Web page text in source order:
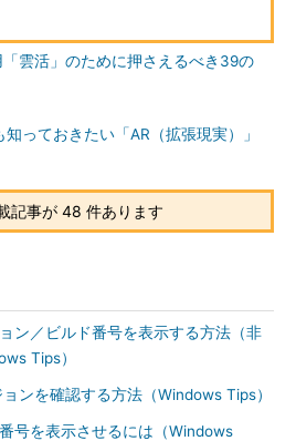
雲活」のために押さえるべき39の
っておきたい「AR（拡張現実）」
記事が 48 件あります
ン／ビルド番号を表示する方法（非
Tips）
ンを確認する方法（Windows Tips）
号を表示させるには（Windows